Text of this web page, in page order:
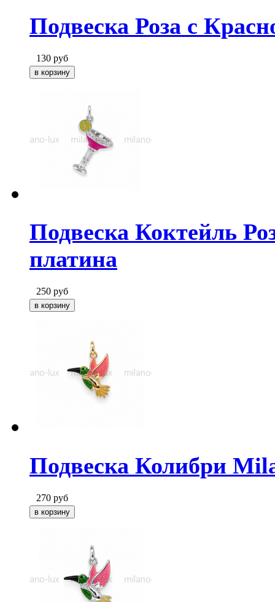
Подвеска Роза с
130 руб
Подвеска Коктейль
платина
250 руб
Подвеска Колибри
270 руб